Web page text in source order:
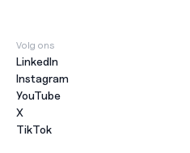
Volg ons
LinkedIn
Instagram
YouTube
X
TikTok